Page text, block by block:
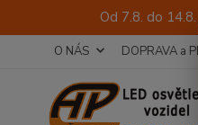
Od 7.8. do
O NÁS DOPRAVA a